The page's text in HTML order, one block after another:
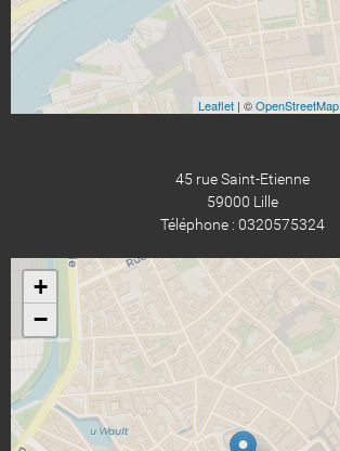
Leaflet | ©OpenStreetMap
45 rue Saint-Etienne
59000 Lille
Téléphone : 0320575324
+
−